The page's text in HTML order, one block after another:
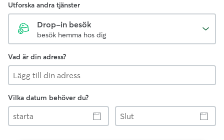
Utforska andra tjänster
Drop-in besök
besök hemma hos dig
Vad är din adress?
Vilka datum behöver du?
starta
Slut